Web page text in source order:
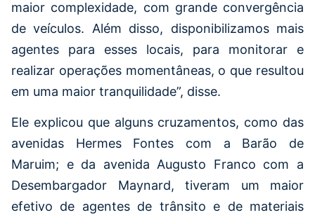
maior complexidade, com grande convergência
de veículos. Além disso, disponibilizamos mais
agentes para esses locais, para monitorar e
realizar operações momentâneas, o que resultou
em uma maior tranquilidade”, disse.
Ele explicou que alguns cruzamentos, como das
avenidas Hermes Fontes com a Barão de
Maruim; e da avenida Augusto Franco com a
Desembargador Maynard, tiveram um maior
efetivo de agentes de trânsito e de materiais